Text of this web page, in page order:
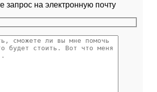
запрос на электронную почту